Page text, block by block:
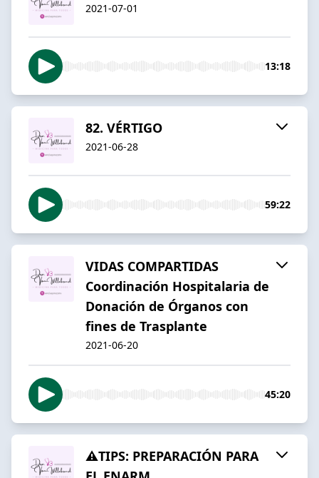
2021-07-01
13:18
82. VÉRTIGO
2021-06-28
59:22
VIDAS COMPARTIDAS
Coordinación Hospitalaria de
Donación de Órganos con
fines de Trasplante
2021-06-20
45:20
⚠️TIPS: PREPARACIÓN PARA